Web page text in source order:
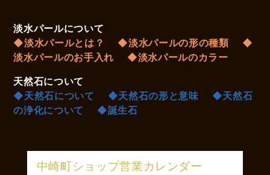
淡水パールについて
◆淡水パールとは？
◆淡水パールの形の種類
◆
淡水パールのお手入れ
◆淡水パールのカラー
天然石について
◆天然石について
◆天然石の形と意味
◆天然石
の浄化について
◆誕生石
中崎町ショップ営業カレンダー